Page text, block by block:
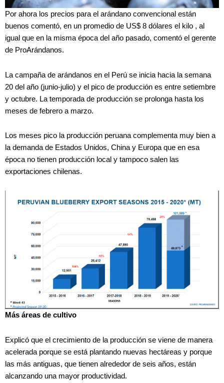
Por ahora los precios para el arándano convencional están
buenos comentó, en un promedio de US$ 8 dólares el kilo , al
igual que en la misma época del año pasado, comentó el gerente
de ProArándanos.
La campaña de arándanos en el Perú se inicia hacia la semana
20 del año (junio-julio) y el pico de producción es entre setiembre
y octubre. La temporada de producción se prolonga hasta los
meses de febrero a marzo.
Los meses pico la producción peruana complementa muy bien a
la demanda de Estados Unidos, China y Europa que en esa
época no tienen producción local y tampoco salen las
exportaciones chilenas.
Más áreas de cultivo
Explicó que el crecimiento de la producción se viene de manera
acelerada porque se está plantando nuevas hectáreas y porque
las más antiguas, que tienen alrededor de seis años, están
alcanzando una mayor productividad.